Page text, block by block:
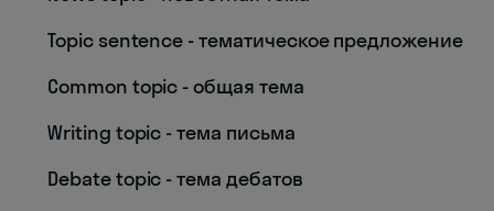
Topic sentence - тематическое предложение
Common topic - общая тема
Writing topic - тема письма
Debate topic - тема дебатов